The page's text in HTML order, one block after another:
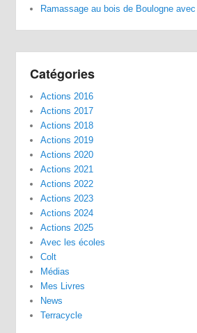
Ramassage au bois de Boulogne
Catégories
Actions 2016
Actions 2017
Actions 2018
Actions 2019
Actions 2020
Actions 2021
Actions 2022
Actions 2023
Actions 2024
Actions 2025
Avec les écoles
Colt
Médias
Mes Livres
News
Terracycle